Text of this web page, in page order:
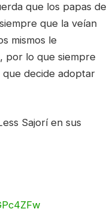
que los papas de
que la veían
mismos le
por lo que siempre
que decide adoptar
Sajorí en sus